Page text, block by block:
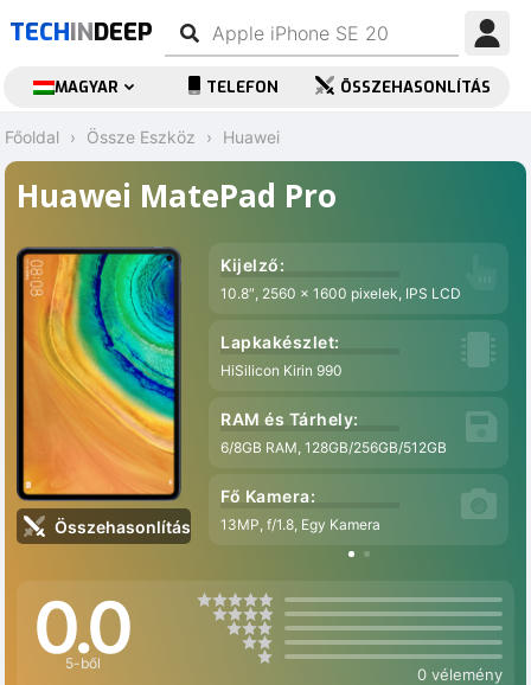
TECHINDEEP
MAGYAR TELEFON ÖSSZEHASONLÍTÁS
Főoldal Össze Eszköz Huawei
Huawei MatePad Pro
Összehasonlítás
Kijelző:
10.8″, 2560 x 1600 pixelek, IPS LCD
Lapkakészlet:
HiSilicon Kirin 990
RAM és Tárhely:
6/8GB RAM, 128GB/256GB/512GB
Fő Kamera:
13MP, f/1.8, Egy Kamera
0.0
5-ből
0 vélemény